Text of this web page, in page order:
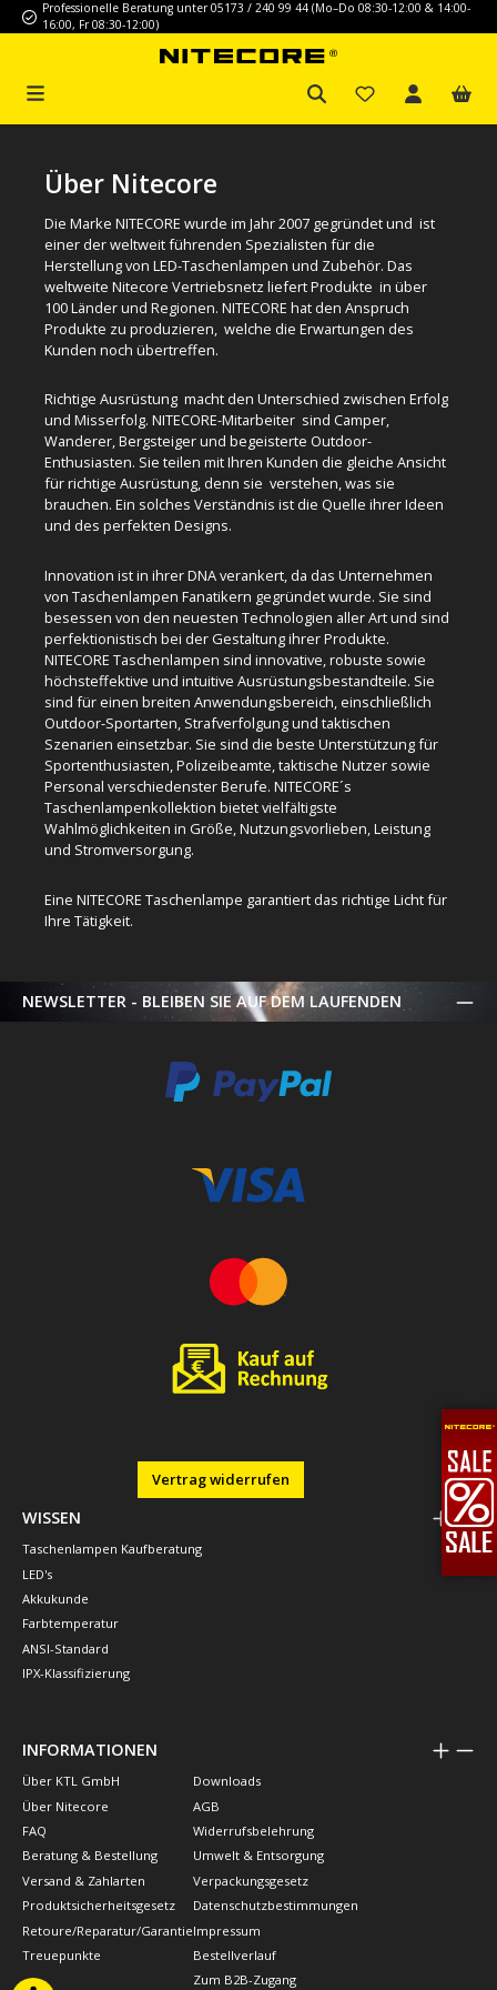
Zum Hauptinhalt springen
Professionelle Beratung unter 05173 / 240 99 44 (Mo–Do 08:30-12:00 & 14:00-
16:00, Fr 08:30-12:00)
Über Nitecore
Die Marke NITECORE wurde im Jahr 2007 gegründet und ist
einer der weltweit führenden Spezialisten für die
Herstellung von LED-Taschenlampen und Zubehör. Das
weltweite Nitecore Vertriebsnetz liefert Produkte in über
100 Länder und Regionen. NITECORE hat den Anspruch
Produkte zu produzieren, welche die Erwartungen des
Kunden noch übertreffen.
Richtige Ausrüstung macht den Unterschied zwischen Erfolg
und Misserfolg. NITECORE-Mitarbeiter sind Camper,
Wanderer, Bergsteiger und begeisterte Outdoor-
Enthusiasten. Sie teilen mit Ihren Kunden die gleiche Ansicht
für richtige Ausrüstung, denn sie verstehen, was sie
brauchen. Ein solches Verständnis ist die Quelle ihrer Ideen
und des perfekten Designs.
Innovation ist in ihrer DNA verankert, da das Unternehmen
von Taschenlampen Fanatikern gegründet wurde. Sie sind
besessen von den neuesten Technologien aller Art und sind
perfektionistisch bei der Gestaltung ihrer Produkte.
NITECORE Taschenlampen sind innovative, robuste sowie
höchsteffektive und intuitive Ausrüstungsbestandteile. Sie
sind für einen breiten Anwendungsbereich, einschließlich
Outdoor-Sportarten, Strafverfolgung und taktischen
Szenarien einsetzbar. Sie sind die beste Unterstützung für
Sportenthusiasten, Polizeibeamte, taktische Nutzer sowie
Personal verschiedenster Berufe. NITECORE´s
Taschenlampenkollektion bietet vielfältigste
Wahlmöglichkeiten in Größe, Nutzungsvorlieben, Leistung
und Stromversorgung.
Eine NITECORE Taschenlampe garantiert das richtige Licht für
Ihre Tätigkeit.
NEWSLETTER - BLEIBEN SIE AUF DEM LAUFENDEN
Vertrag widerrufen
WISSEN
Taschenlampen Kaufberatung
LED's
Akkukunde
Farbtemperatur
ANSI-Standard
IPX-Klassifizierung
INFORMATIONEN
Über KTL GmbH
Über Nitecore
FAQ
Beratung & Bestellung
Versand & Zahlarten
Produktsicherheitsgesetz
Retoure/Reparatur/Garantie
Treuepunkte
Downloads
AGB
Widerrufsbelehrung
Umwelt & Entsorgung
Verpackungsgesetz
Datenschutzbestimmungen
Impressum
Bestellverlauf
Zum B2B-Zugang